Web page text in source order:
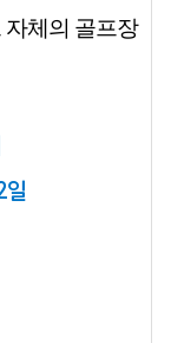
자체의 골프장
일